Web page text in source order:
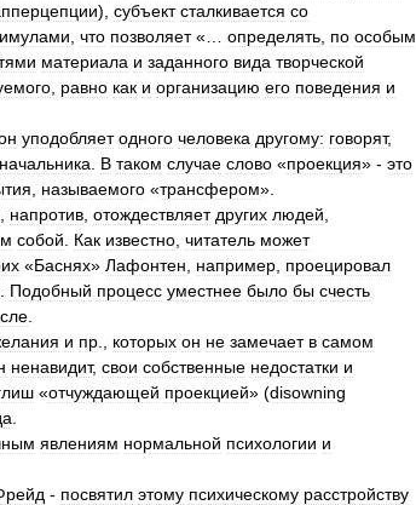
), субъект сталкивается со
что позволяет«… определять по особым
материала и заданного вида творческой
равно как и организацию его поведения и
уподобляет одного человека другому: говорят,
начальника В таком случае слово «проекция» - это
называемого «трансфером».
напротив отождествляет других людей
собой Как известно читатель может
«Баснях» Лафонтен например проецировал
Подобный процесс уместнее было бы счесть
и пр которых он не замечает в самом
ненавидит, свои собственные недостатки и
«отчуждающей проекцией» (disowning
явлениям нормальной психологии и
- посвятил этому психическому расстройству